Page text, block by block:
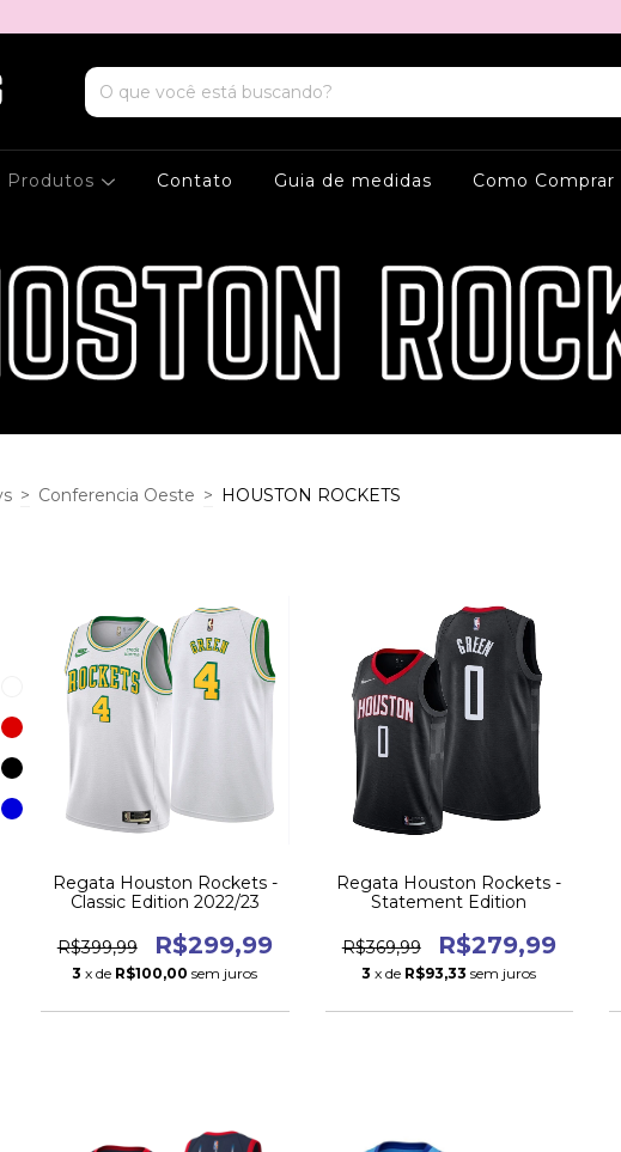
Produtos Contato Guia de medidas Como Comprar
> Conferencia Oeste > HOUSTON ROCKETS
Regata Houston Rockets -
Classic Edition 2022/23
R$399,99 R$299,99
3 x de R$100,00 sem juros
Regata Houston Rockets -
Statement Edition
R$369,99 R$279,99
3 x de R$93,33 sem juros